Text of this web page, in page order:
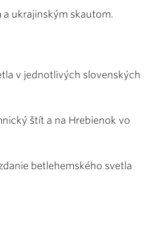
ukrajinským skautom.
v jednotlivých slovenských
štít a na Hrebienok vo
betlehemského svetla